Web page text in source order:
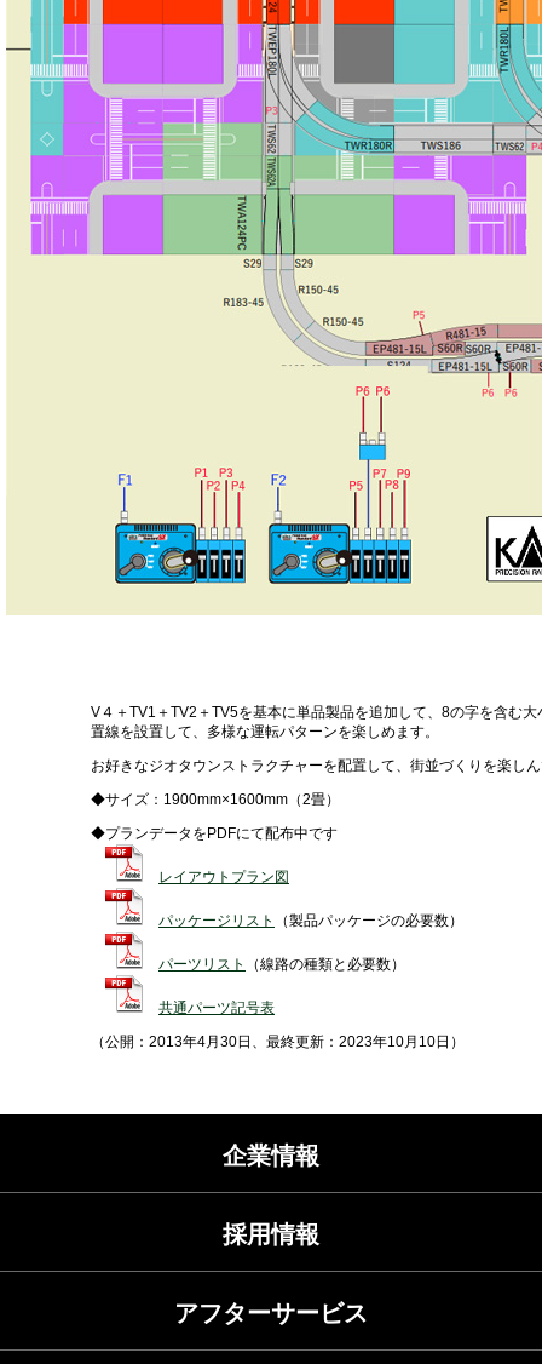
V４＋TV1＋TV2＋TV5を基本に単品製品を追加して、8の字を含む
置線を設置して、多様な運転パターンを楽しめます。
お好きなジオタウンストラクチャーを配置して、街並づくりを楽し
◆サイズ：1900mm×1600mm（2畳）
◆プランデータをPDFにて配布中です
レイアウトプラン図
パッケージリスト （製品パッケージの必要数）
パーツリスト （線路の種類と必要数）
共通パーツ記号表
（公開：2013年4月30日、最終更新：2023年10月10日）
企業情報
採用情報
アフターサービス